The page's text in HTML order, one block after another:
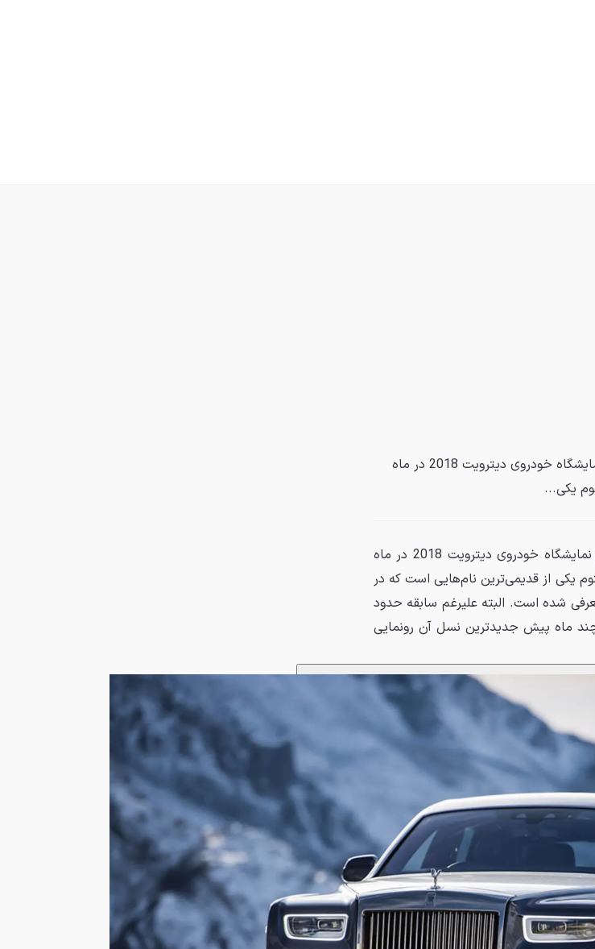
هشتمین نسل از رولزرویس فانتوم درست قبل از افتتاح نمایشگاه خودروی دیترویت 2018 در ماه
یکی...
هشتمین نسل از رولزرویس فانتوم درست قبل از افتتاح نمایشگاه خودروی دیترویت 2018 در ماه
یکی از قدیمی‌ترین نام‌هایی است که در
حضور داشته به گونه‌ای که اولین بار در سال 1925 معرفی شده است. البته علیرغم سابقه حدود
تنها چند ماه پیش جدیدترین نسل آن رونمایی